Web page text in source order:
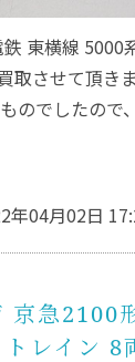
東横線 5000
取させて頂き
のでしたので
年04月02日
京急2100
トレイン 8